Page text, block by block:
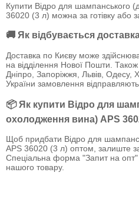
Купити Відро для шампанського
36020 (3 л) можна за готівку або
🚚 Як відбувається
Доставка по Києву може
на відділення Нової Пошти.
Дніпро, Запоріжжя, Львів, Одесу,
України замовлення
📦 Як купити Відро для
охолодження вина) APS
Щоб придбати Відро для
APS 36020 (3 л) оптом, залиште
Спеціальна форма "Запит на опт"
нашого товару.